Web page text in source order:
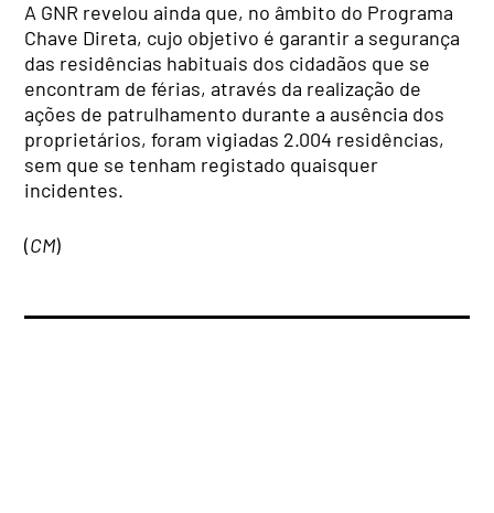
A GNR revelou ainda que, no âmbito do Programa
Chave Direta, cujo objetivo é garantir a segurança
das residências habituais dos cidadãos que se
encontram de férias, através da realização de
ações de patrulhamento durante a ausência dos
proprietários, foram vigiadas 2.004 residências,
sem que se tenham registado quaisquer
incidentes.
(CM)